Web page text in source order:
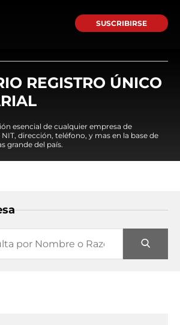
SUSCRIBIRSE
REGISTRO ÚNICO
esencial de cualquier empresa de
dirección, teléfono, y mas en la base de
grande del país.